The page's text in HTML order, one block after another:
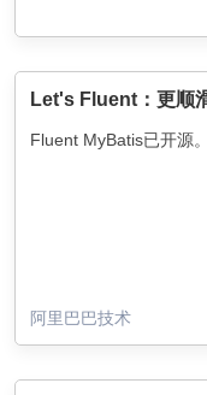
Let's Fluent：更顺
Fluent MyBatis已开源。
阿里巴巴技术